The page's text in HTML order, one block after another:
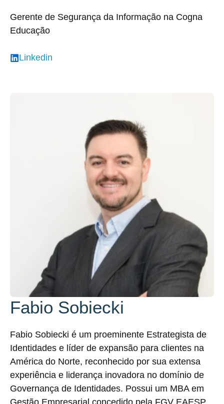
Gerente de Segurança da Informação na Cogna
Educação
Linkedin
Fabio Sobiecki
Fabio Sobiecki é um proeminente Estrategista de
Identidades e líder de expansão para clientes na
América do Norte, reconhecido por sua extensa
experiência e liderança inovadora no domínio de
Governança de Identidades. Possui um MBA em
Gestão Empresarial concedido pela FGV EAESP,